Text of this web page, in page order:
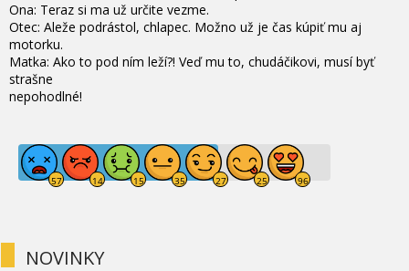
Ona: Teraz si ma už určite vezme.
Otec: Aleže podrástol, chlapec. Možno už je čas kúpiť mu aj
motorku.
Matka: Ako to pod ním leží?! Veď mu to, chudáčikovi, musí byť
strašne
nepohodlné!
NOVINKY